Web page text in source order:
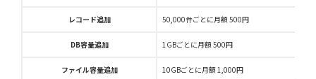
レコード追加 50,000件ごとに月額 500円
DB容量追加 1GBごとに月額 500円
ファイル容量追加 10GBごとに月額 1,000円